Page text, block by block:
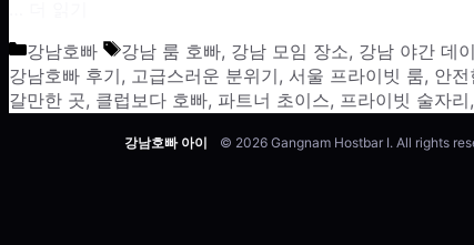
카테고리
강남호빠 태그
강남 룸 호빠, 강남 모임 장소, 강남 야간 데
강남호빠 후기, 고급스러운 분위기, 서울 프라이빗 룸, 안
갈만한 곳, 클럽보다 호빠, 파트너 초이스, 프라이빗 술자리,
강남호빠 아이 © 2026 Gangnam Hostbar I. All rights